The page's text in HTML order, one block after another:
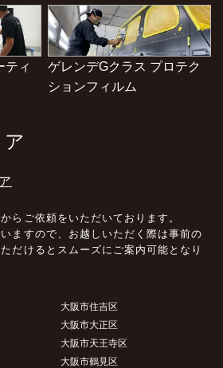
ティ
ゲレンデGクラス プロテク
ションフィルム
らご依頼をいただいております。
ますので、お越しいただく際は事前の
だけるとスムーズにご案内可能となり
大阪市住吉区
大阪市大正区
大阪市天王寺区
大阪市鶴見区